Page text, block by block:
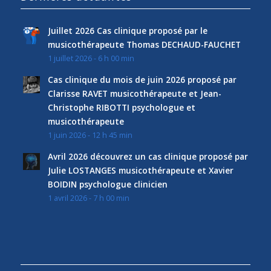
Juillet 2026 Cas clinique proposé par le
musicothérapeute Thomas DECHAUD-FAUCHET
1 juillet 2026 - 6 h 00 min
Cas clinique du mois de juin 2026 proposé par
Clarisse RAVET musicothérapeute et Jean-
Christophe RIBOTTI psychologue et
musicothérapeute
1 juin 2026 - 12 h 45 min
Avril 2026 découvrez un cas clinique proposé par
Julie LOSTANGES musicothérapeute et Xavier
BOIDIN psychologue clinicien
1 avril 2026 - 7 h 00 min